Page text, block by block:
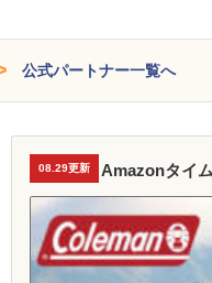
公式パートナー一覧へ
08.29更新 Amazonタイ